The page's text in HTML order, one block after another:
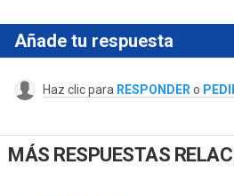
Añade tu respuesta
Haz clic para RESPONDER o
MÁS RESPUESTAS